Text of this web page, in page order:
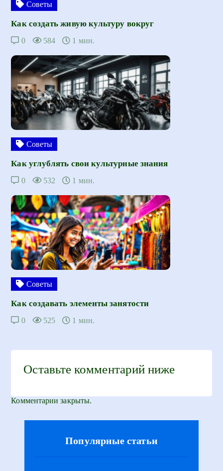
Советы
Как создать живую культуру вокруг
0 584 1 мин.
Советы
Как углублять свои культурные знания
0 532 1 мин.
Советы
Как создавать элементы занятости
0 525 1 мин.
Оставьте комментарий ниже
Комментарии закрыты.
Популярные статьи